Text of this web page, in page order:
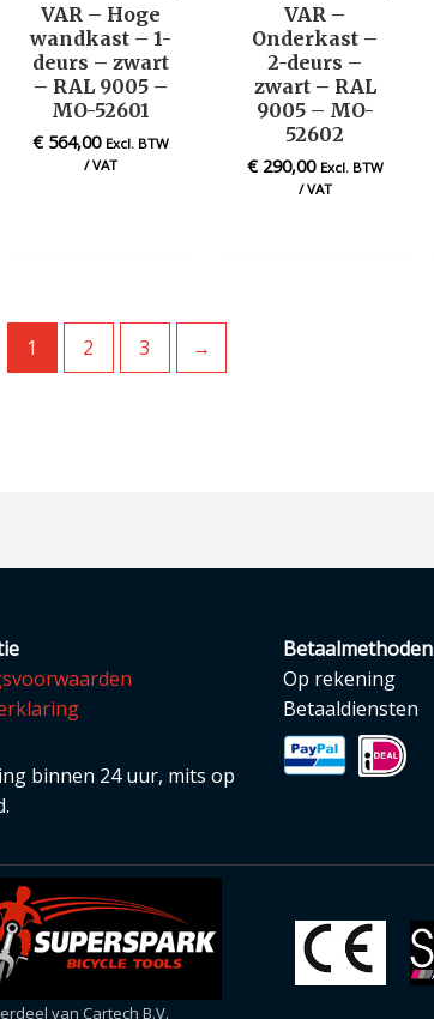
VAR – Hoge
wandkast – 1-
deurs – zwart
– RAL 9005 –
MO-52601
€564,00 Excl. BTW
/ VAT
VAR –
Onderkast –
2-deurs –
zwart – RAL
9005 – MO-
52602
€290,00 Excl. BTW
/ VAT
1 2 3 →
binnen 24 uur, mits op
Betaalmethoden
Op rekening
Betaaldiensten
van Cartech B.V.